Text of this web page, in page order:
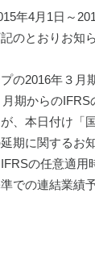
年4月1日～
のとおりお知
の2016年３月
月期からの
、本日付け「
期に関するお
の任意適用
での連結業績